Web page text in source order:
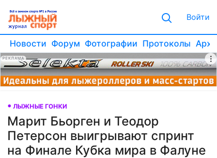
Войти
Новости Форум Фотографии Протоколы
РЕКЛАМА
ЛЫЖНЫЕ ГОНКИ
Марит Бьорген и Теодор
Петерсон выигрывают спринт
на Финале Кубка мира в Фалуне